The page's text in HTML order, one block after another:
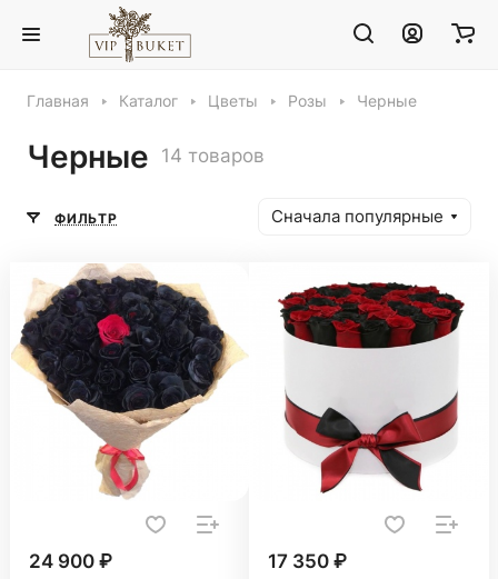
Главная Каталог Цветы Розы Черные
Черные 14 товаров
ФИЛЬТР Сначала популярные
24 900 ₽ 17 350 ₽